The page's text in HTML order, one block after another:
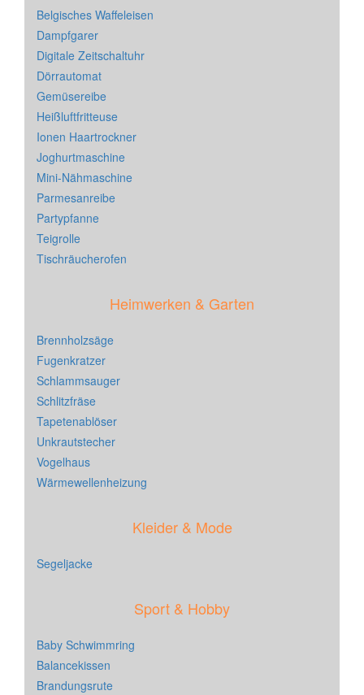
Belgisches Waffeleisen
Dampfgarer
Digitale Zeitschaltuhr
Dörrautomat
Gemüsereibe
Heißluftfritteuse
Ionen Haartrockner
Joghurtmaschine
Mini-Nähmaschine
Parmesanreibe
Partypfanne
Teigrolle
Tischräucherofen
Heimwerken & Garten
Brennholzsäge
Fugenkratzer
Schlammsauger
Schlitzfräse
Tapetenablöser
Unkrautstecher
Vogelhaus
Wärmewellenheizung
Kleider & Mode
Segeljacke
Sport & Hobby
Baby Schwimmring
Balancekissen
Brandungsrute